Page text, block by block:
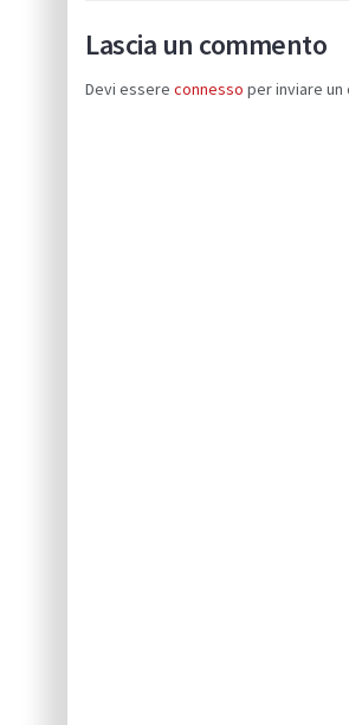
Lascia un commento
Devi essere connesso per inviare un